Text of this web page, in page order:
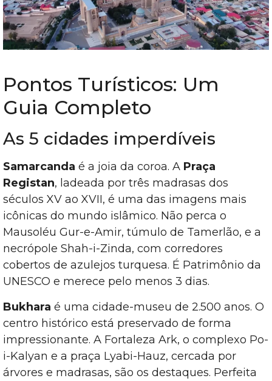
Pontos Turísticos: Um
Guia Completo
As 5 cidades imperdíveis
Samarcanda é a joia da coroa. A Praça
Registan, ladeada por três madrasas dos
séculos XV ao XVII, é uma das imagens mais
icônicas do mundo islâmico. Não perca o
Mausoléu Gur-e-Amir, túmulo de Tamerlão, e a
necrópole Shah-i-Zinda, com corredores
cobertos de azulejos turquesa. É Patrimônio da
UNESCO e merece pelo menos 3 dias.
Bukhara é uma cidade-museu de 2.500 anos. O
centro histórico está preservado de forma
impressionante. A Fortaleza Ark, o complexo Po-
i-Kalyan e a praça Lyabi-Hauz, cercada por
árvores e madrasas, são os destaques. Perfeita